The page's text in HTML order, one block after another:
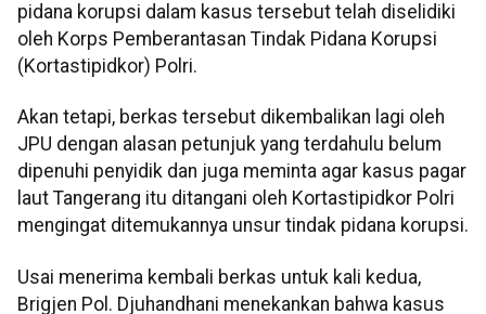
pidana korupsi dalam kasus tersebut telah diselidiki
oleh Korps Pemberantasan Tindak Pidana Korupsi
(Kortastipidkor) Polri.
Akan tetapi, berkas tersebut dikembalikan lagi oleh
JPU dengan alasan petunjuk yang terdahulu belum
dipenuhi penyidik dan juga meminta agar kasus pagar
laut Tangerang itu ditangani oleh Kortastipidkor Polri
mengingat ditemukannya unsur tindak pidana korupsi.
Usai menerima kembali berkas untuk kali kedua,
Brigjen Pol. Djuhandhani menekankan bahwa kasus